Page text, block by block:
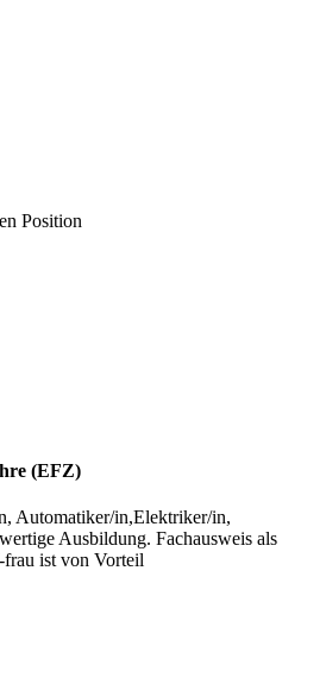
Position
(EFZ)
Automatiker/in,Elektriker/in,
Ausbildung. Fachausweis als
frau ist von Vorteil